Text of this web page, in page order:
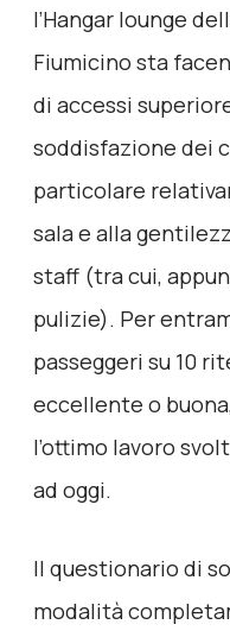
l’Hangar lounge
Fiumicino sta
di accessi
soddisfazione dei
particolare
sala e alla
staff (tra cui,
pulizie). Per
passeggeri su 10
eccellente o
l’ottimo lavoro
ad oggi.
Il questionario di
modalità